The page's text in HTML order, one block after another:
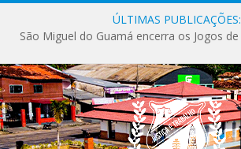
ÚLTIMAS PUBLICAÇÕES: